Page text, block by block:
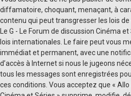
diffamatoire, choquant, menaçant, à
contenu qui peut transgresser les lois de
Le G - Le Forum de discussion Cinéma
lois internationales. Le faire peut vous
immédiat et permanent, avec une
d’accès à Internet si nous le jugeons
tous les messages sont enregistrées
ces conditions. Vous acceptez que « Allo